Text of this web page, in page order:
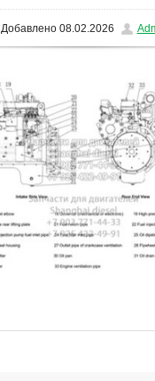
Добавлено08.02.2026